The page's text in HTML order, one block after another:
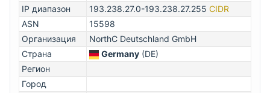
IP диапазон
193.238.27.0-193.238.27.255 CIDR
ASN
15598
Организация
NorthC Deutschland GmbH
Страна
Germany (DE)
Регион
Город